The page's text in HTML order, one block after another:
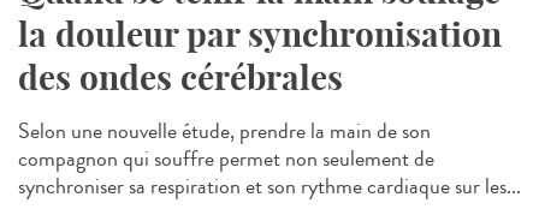
la douleur par synchronisation
des ondes cérébrales
Selon une nouvelle étude, prendre la main de son
compagnon qui souffre permet non seulement de
synchroniser sa respiration et son rythme cardiaque sur les...